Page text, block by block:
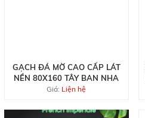
GẠCH ĐÁ MỜ CAO CẤP LÁT
NỀN 80X160 TÂY BAN NHA
Giá: Liện hệ